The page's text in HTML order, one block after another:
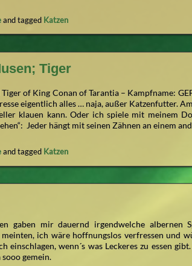
and tagged Katzen
Tiger
of King Conan of Tarantia – Kampfname:
eigentlich alles … naja, außer Katzenfutter.
klauen kann. Oder ich spiele mit meinem
Jeder hängt mit seinen Zähnen an einem
and tagged Katzen
gaben mir dauernd irgendwelche albernen
meinten, ich wäre hoffnungslos verfressen und
einschlagen, wenn´s was Leckeres zu essen
sooo gemein.